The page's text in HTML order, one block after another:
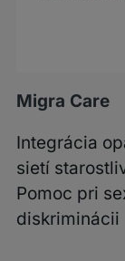
Migra Care
Integrácia
sietí
Pomoc pri
diskriminácii